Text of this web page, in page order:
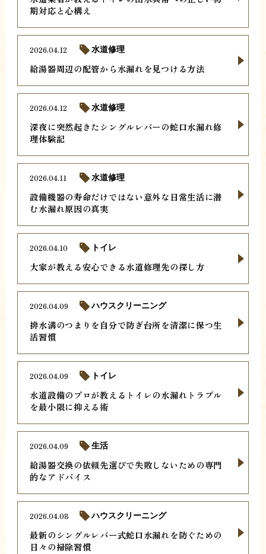
期対応と心構え
給湯器周辺の配管から水漏れを見つける方法
2026.04.12 水道修理
深夜に突然起きたシングルレバーの蛇口水漏れ修
理体験記
2026.04.12 水道修理
設備機器の寿命だけではない意外な日常生活に潜
む水漏れ原因の真実
2026.04.11 水道修理
大家が教える安心できる水道修理先の探し方
2026.04.10 トイレ
排水溝のつまりを自分で防ぎ台所を清潔に保つ生
活習慣
2026.04.09 ハウスクリーニング
水道設備のプロが教えるトイレの水漏れトラブル
を最小限に抑える術
2026.04.09 トイレ
給湯器交換の依頼先選びで失敗しないための専門
的なアドバイス
2026.04.09 生活
最新のシングルレバー式蛇口水漏れを防ぐための
日々の掃除習慣
2026.04.08 ハウスクリーニング